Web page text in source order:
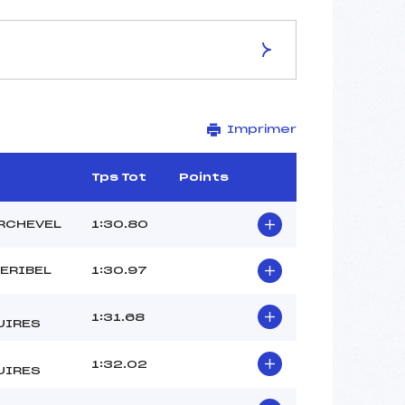
STADE DE SLALOM DU BOUC
150
3010/03/13
43
SALLES JULIEN (SA)
Imprimer
Tps Tot Points
1:30.80
1:30.97
1:31.68
1:32.02